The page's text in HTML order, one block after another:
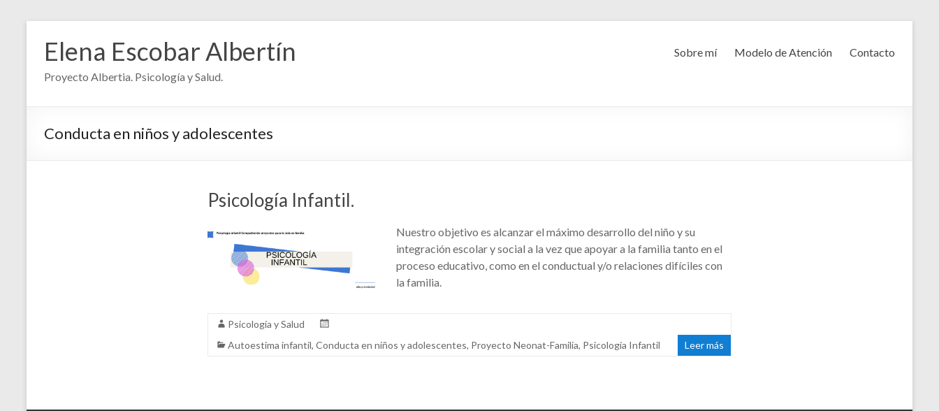
Elena Escobar Albertín
Proyecto Albertia. Psicología y Salud.
Sobre mí Modelo de Atención Contacto
Conducta en niños y adolescentes
Psicología Infantil.
Nuestro objetivo es alcanzar el máximo desarrollo del niño y su
integración escolar y social a la vez que apoyar a la familia tanto en el
proceso educativo, como en el conductual y/o relaciones difíciles con
la familia.
Psicología y Salud
Autoestima infantil, Conducta en niños y adolescentes, Proyecto Neonat-Familia, Psicología Infantil Leer más